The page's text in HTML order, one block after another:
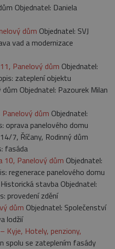
Objednatel: Daniela
dům Objednatel: SVJ
vad a modernizace
Panelový dům Objednatel:
zateplení objektu
Objednatel: Pazourek Milan
dům Objednatel:
oprava panelového domu
7, Říčany, Rodinný dům
fasáda
10, Panelový dům Objednatel:
regenerace panelového domu
stavba Objednatel:
provedení zdění
dům Objednatel: Společenství
lodžií
Kyje, Hotely, penziony,
spolu se zateplením fasády
nutných souborů
/
Vyprší Popis
LLC
4
týdny
nastaví při
spuštění
potřebný
soubor cookie
(_GRECAPTCHA)
analýzy rizik.
Vyprší Popis
2 roky
Tento název
souboru cookie
je spojen s
Google
Analytics - což je
významná
aktualizace
Provider/
Doména
Vyprší
.seznam.cz
4
Toto je velmi
soubor